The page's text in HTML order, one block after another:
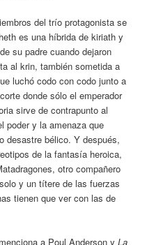
del trío protagonista se
es una híbrida de kiriath y
su padre cuando dejaron
al krin, también sometida a
luchó codo con codo junto a
donde sólo el emperador
sirve de contrapunto al
poder y la amenaza que
desastre bélico. Y después,
de la fantasía heroica,
otro compañero
y un títere de las fuerzas
tienen que ver con las de
a Poul Anderson yLa